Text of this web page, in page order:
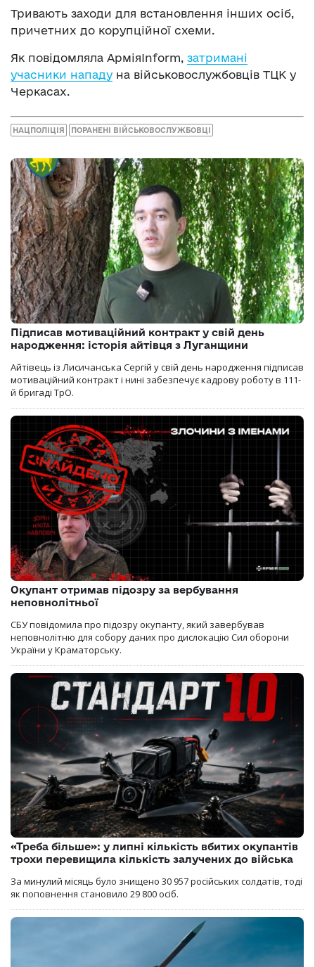
Тривають заходи для встановлення інших осіб,
причетних до корупційної схеми.
Як повідомляла АрміяInform, затримані
учасники нападу на військовослужбовців ТЦК у
Черкасах.
НАЦПОЛІЦІЯ ПОРАНЕНІ ВІЙСЬКОВОСЛУЖБОВЦІ
Підписав мотиваційний контракт у свій день
народження: історія айтівця з Луганщини
Айтівець із Лисичанська Сергій у свій день народження підписав
мотиваційний контракт і нині забезпечує кадрову роботу в 111-
й бригаді ТрО.
Окупант отримав підозру за вербування
неповнолітньої
СБУ повідомила про підозру окупанту, який завербував
неповнолітню для собору даних про дислокацію Сил оборони
України у Краматорську.
«Треба більше»: у липні кількість вбитих окупантів
трохи перевищила кількість залучених до війська
За минулий місяць було знищено 30 957 російських солдатів, тоді
як поповнення становило 29 800 осіб.